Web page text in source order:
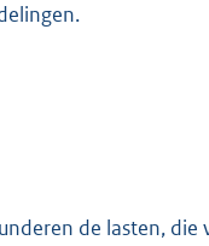
de lasten, die